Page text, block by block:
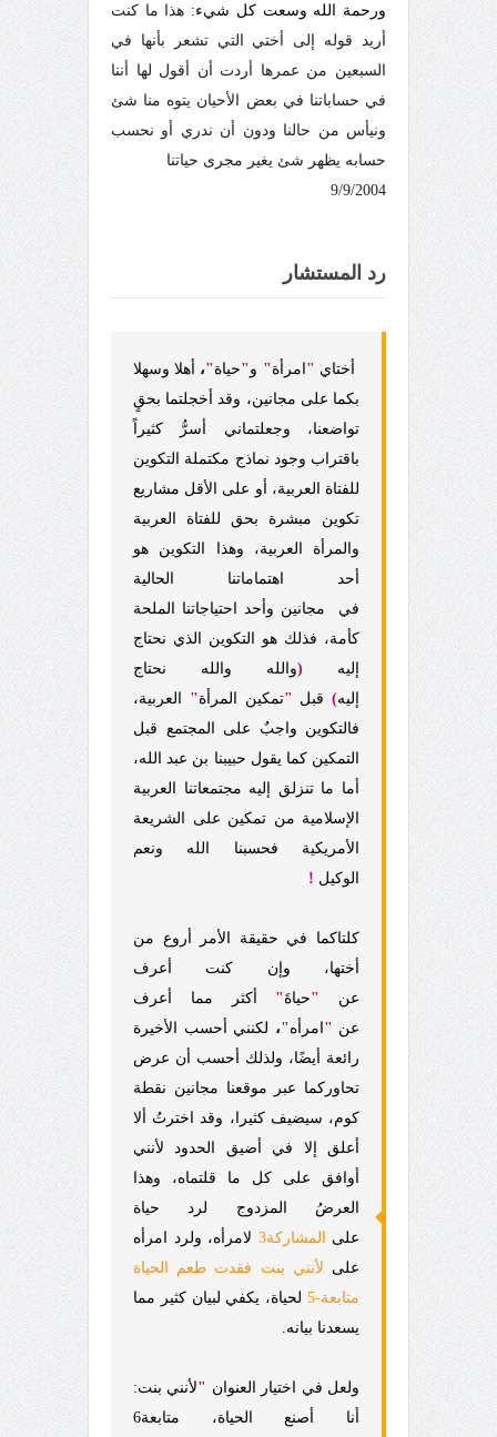
ورحمة الله وسعت كل شيء: هذا ما كنت
أريد قوله إلى أختي التي تشعر بأنها في
السبعين من عمرها أردت أن أقول لها أننا
في حساباتنا في بعض الأحيان يتوه منا شئ
ونيأس من حالنا ودون أن ندري أو نحسب
حسابه يظهر شئ يغير مجرى حياتنا
9/9/2004
رد المستشار
أختاي " امرأة" و"حياة"، أهلا وسهلا
بكما على مجانين، وقد أخجلتما بحقٍ
تواضعنا، وجعلتماني أسرُّ كثيراً
باقتراب وجود نماذج مكتملة التكوين
للفتاة العربية، أو على الأقل مشاريع
تكوين مبشرة بحق للفتاة العربية
والمرأة العربية، وهذا التكوين هو
أحد اهتماماتنا الحالية
في
مجانين وأحد احتياجاتنا الملحة
كأمة، فذلك هو التكوين الذي نحتاج
إليه
(والله والله نحتاج
إليه) قبل "تمكين المرأة"
العربية،
فالتكوين واجبٌ على المجتمع قبل
التمكين كما يقول حبيبنا بن عبد الله،
أما ما تنزلق إليه مجتمعاتنا العربية
الإسلامية من تمكين على الشريعة
الأمريكية فحسبنا الله ونعم
الوكيل !
كلتاكما في حقيقة الأمر أروع من
أختها، وإن كنت أعرف
عن
"حياةَ"
أكثر مما أعرف
عن " امرأه"، لكنني أحسب الأخيرة
رائعة أيضًا، ولذلك أحسب أن عرض
تحاوركما عبر موقعنا مجانين نقطة
كوم، سيضيف كثيرا، وقد اخترتُ ألا
أعلق إلا في أضيق الحدود لأنني
أوافق على كل ما قلتماه، وهذا
العرضُ المزدوج لرد حياة
على
المشاركة3
لامرأه، ولرد امرأه
على لأنني بنت فقدت طعم الحياة
متابعة-5
لحياة، يكفي لبيان كثير مما
يسعدنا بيانه.
ولعل في اختيار العنوان "لأنني بنت:
أنا أصنع الحياة، متابعة6